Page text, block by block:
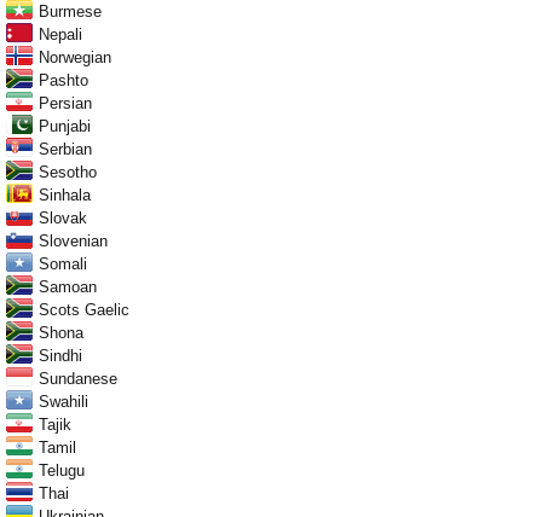
Burmese
Nepali
Norwegian
Pashto
Persian
Punjabi
Serbian
Sesotho
Sinhala
Slovak
Slovenian
Somali
Samoan
Scots Gaelic
Shona
Sindhi
Sundanese
Swahili
Tajik
Tamil
Telugu
Thai